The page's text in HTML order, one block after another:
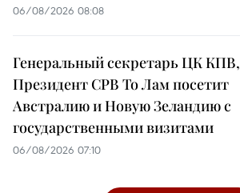
06/08/2026 08:08
Генеральный секретарь ЦК КПВ,
Президент СРВ То Лам посетит
Австралию и Новую Зеландию с
государственными визитами
06/08/2026 07:10